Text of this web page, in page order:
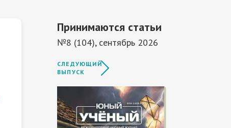
Принимаются статьи
№8 (104), сентябрь 2026
СЛЕДУЮЩИЙ
ВЫПУСК